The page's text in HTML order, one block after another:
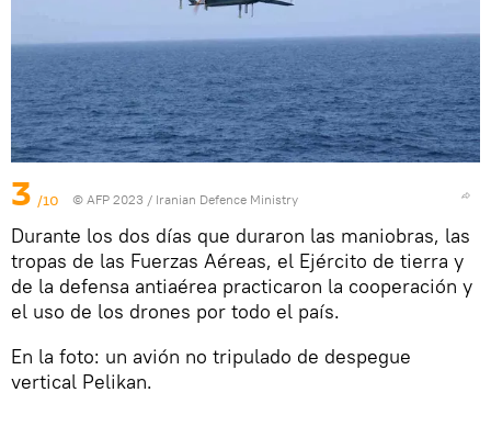
3 /10 © AFP 2023 / Iranian Defence Ministry
Durante los dos días que duraron las maniobras, las
tropas de las Fuerzas Aéreas, el Ejército de tierra y
de la defensa antiaérea practicaron la cooperación y
el uso de los drones por todo el país.
En la foto: un avión no tripulado de despegue
vertical Pelikan.